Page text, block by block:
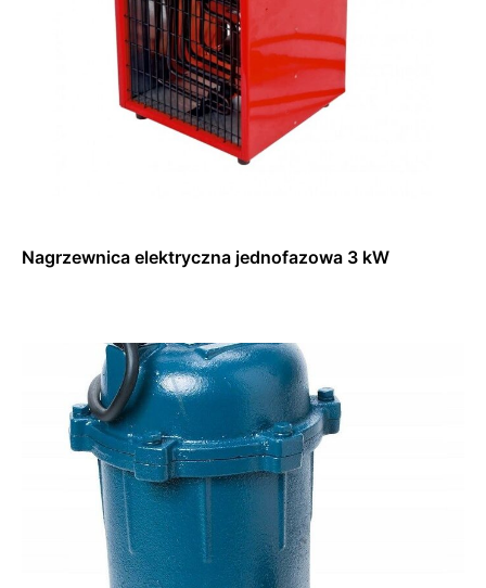
Nagrzewnica elektryczna jednofazowa 3 kW
Dowiedz się więcej